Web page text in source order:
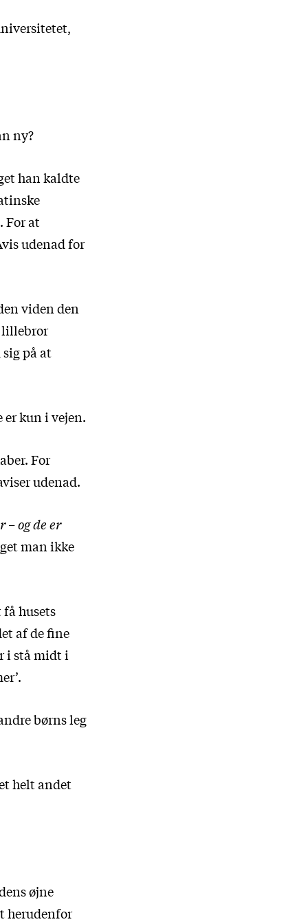
ny?
han kaldte
For at
udenad for
viden den
lillebror
på at
er kun i vejen.
For
udenad.
– og de er
man ikke
husets
af de fine
i stå midt i
børns leg
helt andet
øjne
herudenfor